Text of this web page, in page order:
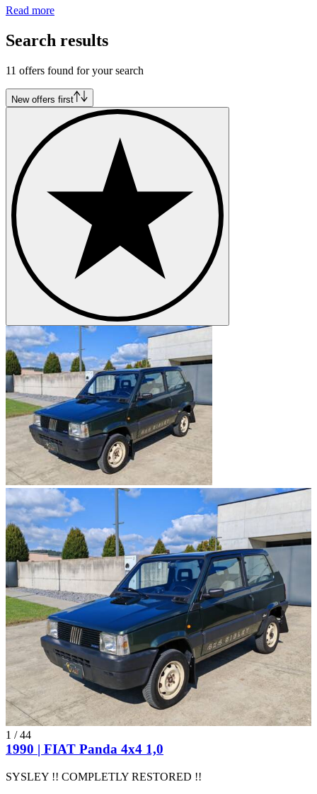
Read more
Search results
11 offers found for your search
New offers first
1 /44
1990 | FIAT Panda 4x4 1,0
SYSLEY !! COMPLETLY RESTORED !!